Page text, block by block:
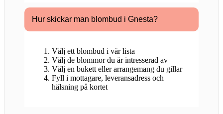
Hur skickar man blombud i Gnesta?
Välj ett blombud i vår lista
Välj de blommor du är intresserad av
Välj en bukett eller arrangemang du gillar
Fyll i mottagare, leveransadress och
hälsning på kortet